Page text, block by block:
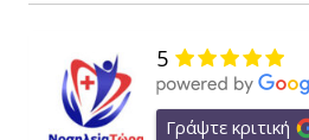
5
Γράψτε κριτική